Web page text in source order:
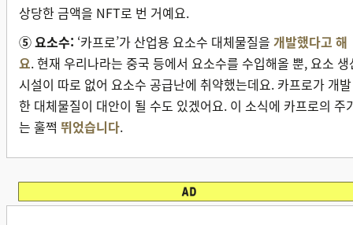
상당한 금액을 NFT로 번 거예요.
⑤ 요소수: ‘카프로’가 산업용 요소수 대체물질을 개발했다고 해
요. 현재 우리나라는 중국 등에서 요소수를 수입해올 뿐, 요소 생
시설이 따로 없어 요소수 공급난에 취약했는데요. 카프로가 개발
한 대체물질이 대안이 될 수도 있겠어요. 이 소식에 카프로의 주
는 훌쩍 뛰었습니다.